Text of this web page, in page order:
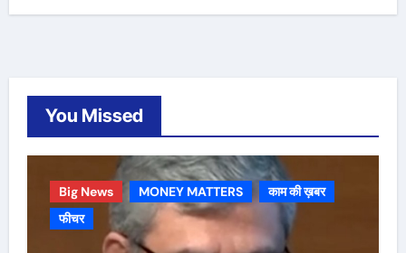
You Missed
Big News MONEY MATTERS
काम की ख़बर
फीचर